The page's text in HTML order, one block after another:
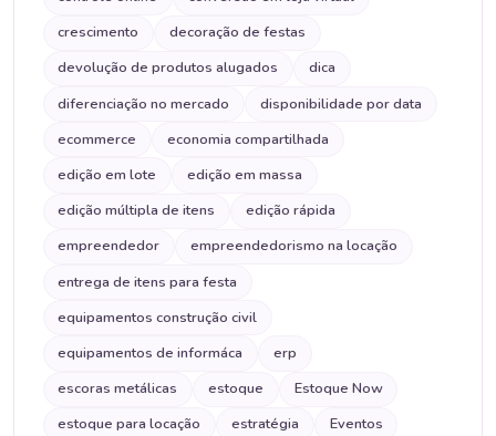
crescimento
decoração de festas
devolução de produtos alugados
dica
diferenciação no mercado
disponibilidade por data
ecommerce
economia compartilhada
edição em lote
edição em massa
edição múltipla de itens
edição rápida
empreendedor
empreendedorismo na locação
entrega de itens para festa
equipamentos construção civil
equipamentos de informáca
erp
escoras metálicas
estoque
Estoque Now
estoque para locação
estratégia
Eventos